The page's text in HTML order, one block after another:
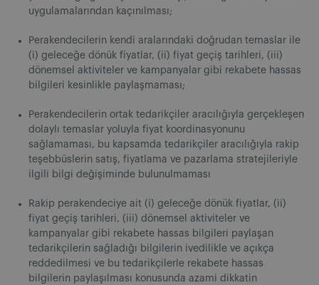
uygulamalarından kaçınılması;
Perakendecilerin kendi aralarındaki doğrudan temaslar ile
(i) geleceğe dönük fiyatlar, (ii) fiyat geçiş tarihleri, (iii)
dönemsel aktiviteler ve kampanyalar gibi rekabete hassas
bilgileri kesinlikle paylaşmaması;
Perakendecilerin ortak tedarikçiler aracılığıyla gerçekleşen
dolaylı temaslar yoluyla fiyat koordinasyonunu
sağlamaması, bu kapsamda tedarikçiler aracılığıyla rakip
teşebbüslerin satış, fiyatlama ve pazarlama stratejileriyle
ilgili bilgi değişiminde bulunulmaması
Rakip perakendeciye ait (i) geleceğe dönük fiyatlar, (ii)
fiyat geçiş tarihleri, (iii) dönemsel aktiviteler ve
kampanyalar gibi rekabete hassas bilgileri paylaşan
tedarikçilerin sağladığı bilgilerin ivedilikle ve açıkça
reddedilmesi ve bu tedarikçilerle rekabete hassas
bilgilerin paylaşılması konusunda azami dikkatin